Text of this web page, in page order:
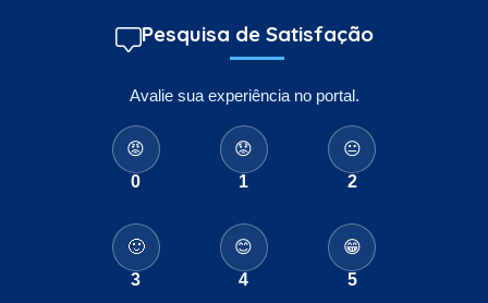
Pesquisa de Satisfação
Avalie sua experiência no portal.
😡
0
😟
1
😐
2
🙂
3
😊
4
😁
5